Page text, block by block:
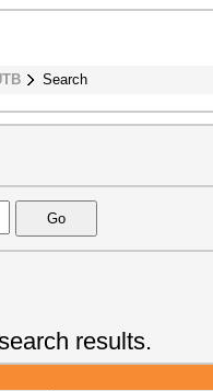
Search
results.